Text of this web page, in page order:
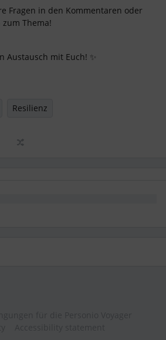
Fragen in den Kommentaren oder
Thema!
mit Euch! ✨
Resilienz